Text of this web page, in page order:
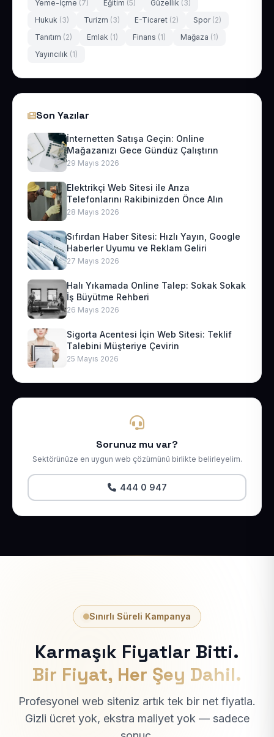
Yeme-İçme (7) Eğitim (5) Güzellik (3)
Hukuk (3) Turizm (3) E-Ticaret (2) Spor (2)
Tanıtım (2) Emlak (1) Finans (1) Mağaza (1)
Yayıncılık (1)
Son Yazılar
İnternetten Satışa Geçin: Online
Mağazanızı Gece Gündüz Çalıştırın
29 Mayıs 2026
Elektrikçi Web Sitesi ile Arıza
Telefonlarını Rakibinizden Önce Alın
28 Mayıs 2026
Sıfırdan Haber Sitesi: Hızlı Yayın, Google
Haberler Uyumu ve Reklam Geliri
27 Mayıs 2026
Halı Yıkamada Online Talep: Sokak Sokak
İş Büyütme Rehberi
26 Mayıs 2026
Sigorta Acentesi İçin Web Sitesi: Teklif
Talebini Müşteriye Çevirin
25 Mayıs 2026
Sorunuz mu var?
Sektörünüze en uygun web çözümünü birlikte belirleyelim.
444 0 947
Sınırlı Süreli Kampanya
Karmaşık Fiyatlar Bitti.
Bir Fiyat, Her Şey Dahil.
Profesyonel web siteniz artık tek bir net fiyatla.
Gizli ücret yok, ekstra maliyet yok — sadece